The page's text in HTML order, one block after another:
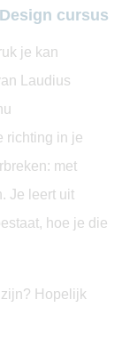
cursus
je kan
Laudius
richting in je
met
Je leert uit
hoe je die
Hopelijk